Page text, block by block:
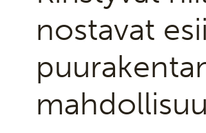
nostavat